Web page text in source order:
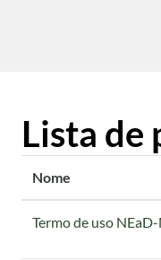
Lista de
Nome
Termo de uso